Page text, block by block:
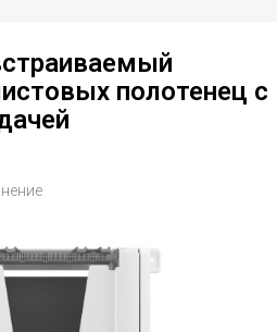
полотенец с